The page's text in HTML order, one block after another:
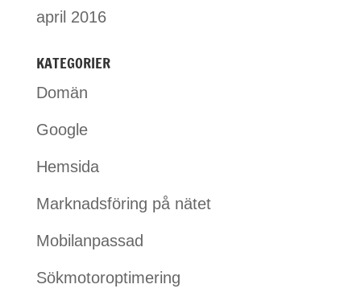
april 2016
KATEGORIER
Domän
Google
Hemsida
Marknadsföring på nätet
Mobilanpassad
Sökmotoroptimering